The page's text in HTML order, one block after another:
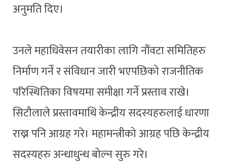
अनुमति दिए।
उनले महाधिवेसन तयारीका लागि नौंवटा समितिहरु
निर्माण गर्ने र संविधान जारी भएपछिको राजनीतिक
परिस्थितिका विषयमा समीक्षा गर्ने प्रस्ताव राखे।
सिटौलाले प्रस्तावमाथि केन्द्रीय सदस्यहरुलाई धारणा
राख्न पनि आग्रह गरे। महामन्त्रीको आग्रह पछि केन्द्रीय
सदस्यहरु अन्धाधुन्ध बोल्न सुरु गरे।